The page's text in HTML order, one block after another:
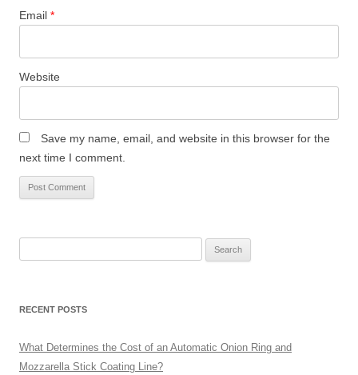
Email *
Website
Save my name, email, and website in this browser for the
next time I comment.
RECENT POSTS
What Determines the Cost of an Automatic Onion Ring and
Mozzarella Stick Coating Line?